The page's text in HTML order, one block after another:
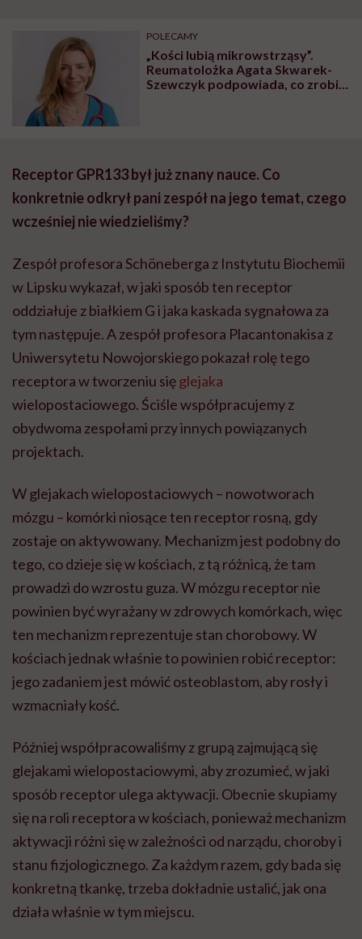
POLECAMY
„Kości lubią mikrowstrząsy”.
Reumatolożka Agata Skwarek-
Szewczyk podpowiada, co zrobić,
Receptor GPR133 był już znany nauce. Co
konkretnie odkrył pani zespół na jego temat, czego
wcześniej nie wiedzieliśmy?
Zespół profesora Schöneberga z Instytutu Biochemii
w Lipsku wykazał, w jaki sposób ten receptor
oddziałuje z białkiem G i jaka kaskada sygnałowa za
tym następuje. A zespół profesora Placantonakisa z
Uniwersytetu Nowojorskiego pokazał rolę tego
receptora w tworzeniu sięglejaka
wielopostaciowego. Ściśle współpracujemy z
obydwoma zespołami przy innych powiązanych
projektach.
W glejakach wielopostaciowych – nowotworach
mózgu – komórki niosące ten receptor rosną, gdy
zostaje on aktywowany. Mechanizm jest podobny do
tego, co dzieje się w kościach, z tą różnicą, że tam
prowadzi do wzrostu guza. W mózgu receptor nie
powinien być wyrażany w zdrowych komórkach, więc
ten mechanizm reprezentuje stan chorobowy. W
kościach jednak właśnie to powinien robić receptor:
jego zadaniem jest mówić osteoblastom, aby rosły i
wzmacniały kość.
Później współpracowaliśmy z grupą zajmującą się
glejakami wielopostaciowymi, aby zrozumieć, w jaki
sposób receptor ulega aktywacji. Obecnie skupiamy
się na roli receptora w kościach, ponieważ mechanizm
aktywacji różni się w zależności od narządu, choroby i
stanu fizjologicznego. Za każdym razem, gdy bada się
konkretną tkankę, trzeba dokładnie ustalić, jak ona
działa właśnie w tym miejscu.